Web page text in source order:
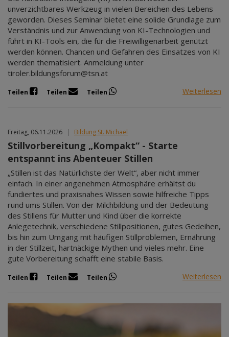
unverzichtbares Werkzeug in vielen Bereichen des Lebens
geworden. Dieses Seminar bietet eine solide Grundlage zum
Verständnis und zur Anwendung von KI-Technologien und
führt in KI-Tools ein, die für die Freiwilligenarbeit genützt
werden können. Chancen und Gefahren des Einsatzes von KI
werden thematisiert. Anmeldung unter
tiroler.bildungsforum@tsn.at
Teilen Teilen Teilen Weiterlesen
Freitag, 06.11.2026 | Bildung St. Michael
Stillvorbereitung „Kompakt“ - Starte
entspannt ins Abenteuer Stillen
„Stillen ist das Natürlichste der Welt“, aber nicht immer
einfach. In einer angenehmen Atmosphäre erhältst du
fundiertes und praxisnahes Wissen sowie hilfreiche Tipps
rund ums Stillen. Von der Milchbildung und der Bedeutung
des Stillens für Mutter und Kind über die korrekte
Anlegetechnik, verschiedene Stillpositionen, gutes Gedeihen,
bis hin zum Umgang mit häufigen Stillproblemen, Ernährung
in der Stillzeit, hartnäckige Mythen und vieles mehr. Eine
gute Vorbereitung schafft eine stabile Basis.
Teilen Teilen Teilen Weiterlesen